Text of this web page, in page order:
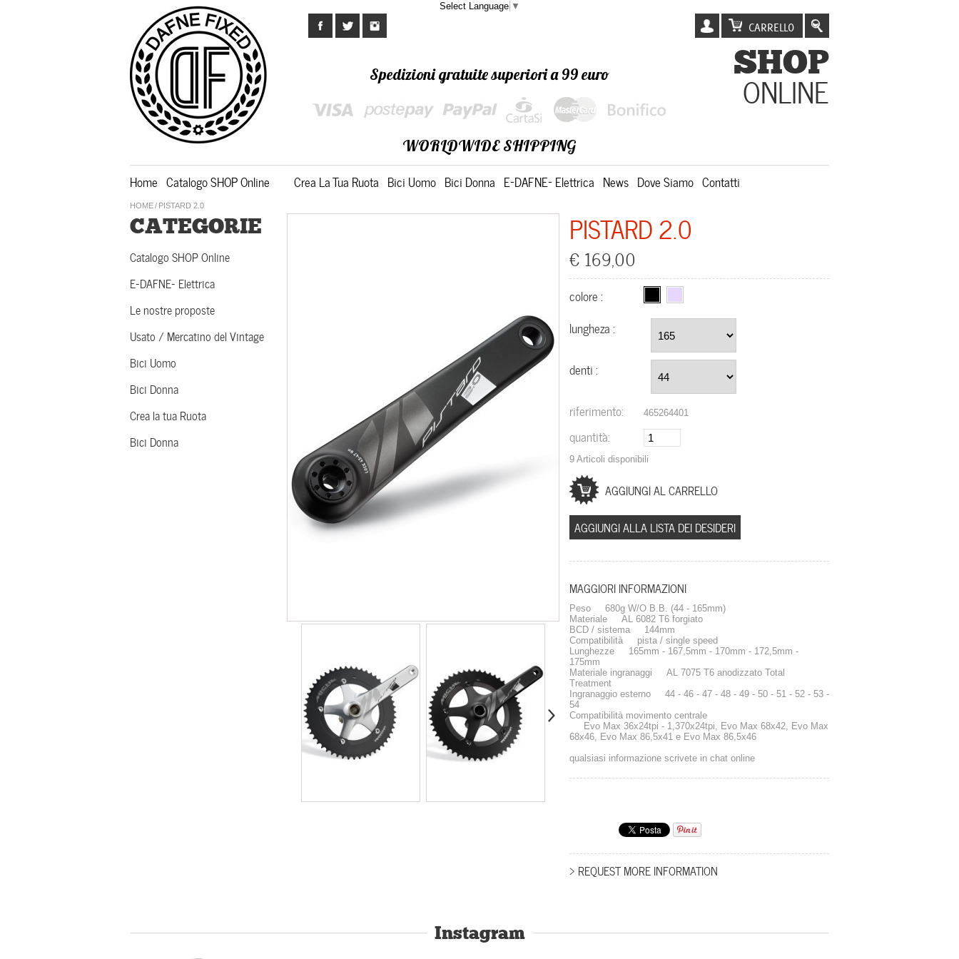
Select Language ▼
CARRELLO
Home Catalogo SHOP Online Crea La Tua Ruota Bici Uomo Bici Donna E-DAFNE- Elettrica News Dove Siamo Contatti
Spedizioni gratuite superiori a 99 euro
WORLDWIDE SHIPPING
SHOP
ONLINE
HOME/ PISTARD 2.0
CATEGORIE
Catalogo SHOP Online
E-DAFNE- Elettrica
Le nostre proposte
Usato / Mercatino del Vintage
Bici Uomo
Bici Donna
Crea la tua Ruota
Bici Donna
PISTARD 2.0
€ 169,00
colore :
lungheza :
denti :
riferimento: 465264401
quantità:
9 Articoli disponibili
AGGIUNGI ALLA LISTA DEI DESIDERI
MAGGIORI INFORMAZIONI
Peso 680g W/O B.B. (44 - 165mm)
Materiale AL 6082 T6 forgiato
BCD / sistema 144mm
Compatibilità pista / single speed
Lunghezze 165mm - 167,5mm - 170mm - 172,5mm -
175mm
Materiale ingranaggi AL 7075 T6 anodizzato Total
Treatment
Ingranaggio esterno 44 - 46 - 47 - 48 - 49 - 50 - 51 - 52 - 53 -
54
Compatibilità movimento centrale
Evo Max 36x24tpi - 1,370x24tpi, Evo Max 68x42, Evo Max
68x46, Evo Max 86,5x41 e Evo Max 86,5x46
qualsiasi informazione scrivete in chat online
> REQUEST MORE INFORMATION
Instagram